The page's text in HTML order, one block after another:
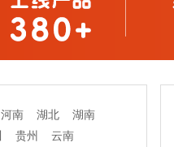
河南 湖北
湖南
贵州
云南